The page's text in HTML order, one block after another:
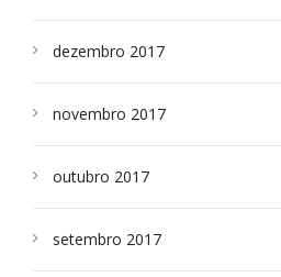
dezembro 2017
novembro 2017
outubro 2017
setembro 2017